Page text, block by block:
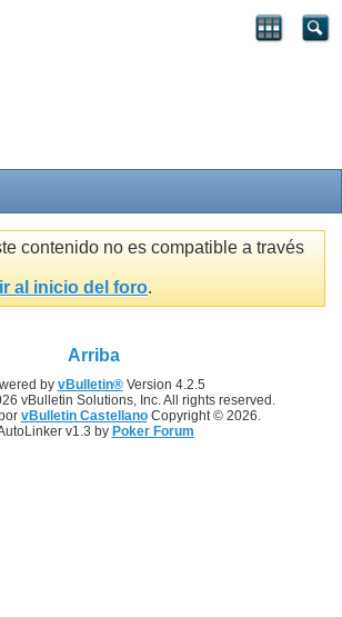
contenido no es compatible a través
al inicio del foro.
Arriba
by vBulletin®Version 4.2.5
vBulletin Solutions, Inc. All rights reserved.
vBulletin CastellanoCopyright © 2026.
v1.3 by Poker Forum